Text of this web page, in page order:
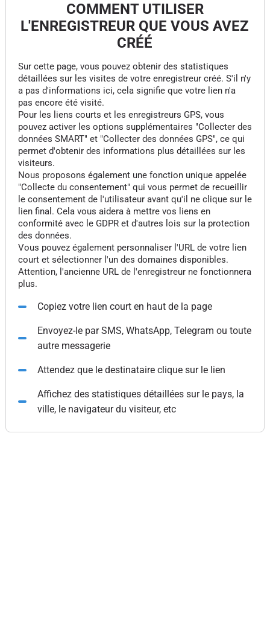
COMMENT UTILISER
L'ENREGISTREUR QUE VOUS AVEZ
CRÉÉ
Sur cette page, vous pouvez obtenir des statistiques
détaillées sur les visites de votre enregistreur créé. S'il n'y
a pas d'informations ici, cela signifie que votre lien n'a
pas encore été visité.
Pour les liens courts et les enregistreurs GPS, vous
pouvez activer les options supplémentaires "Collecter des
données SMART" et "Collecter des données GPS", ce qui
permet d'obtenir des informations plus détaillées sur les
visiteurs.
Nous proposons également une fonction unique appelée
"Collecte du consentement" qui vous permet de recueillir
le consentement de l'utilisateur avant qu'il ne clique sur le
lien final. Cela vous aidera à mettre vos liens en
conformité avec le GDPR et d'autres lois sur la protection
des données.
Vous pouvez également personnaliser l'URL de votre lien
court et sélectionner l'un des domaines disponibles.
Attention, l'ancienne URL de l'enregistreur ne fonctionnera
plus.
Copiez votre lien court en haut de la page
Envoyez-le par SMS, WhatsApp, Telegram ou toute
autre messagerie
Attendez que le destinataire clique sur le lien
Affichez des statistiques détaillées sur le pays, la
ville, le navigateur du visiteur, etc